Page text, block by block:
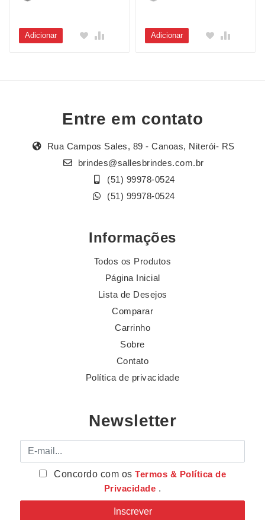
Adicionar Adicionar
Entre em contato
Rua Campos Sales, 89 - Canoas, Niterói- RS
brindes@sallesbrindes.com.br
(51) 99978-0524
(51) 99978-0524
Informações
Todos os Produtos
Página Inicial
Lista de Desejos
Comparar
Carrinho
Sobre
Contato
Política de privacidade
Newsletter
E-mail
Concordo com osTermos & Política de
Privacidade .